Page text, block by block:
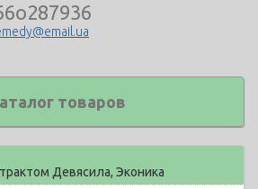
товаров
Девясила, Эконика